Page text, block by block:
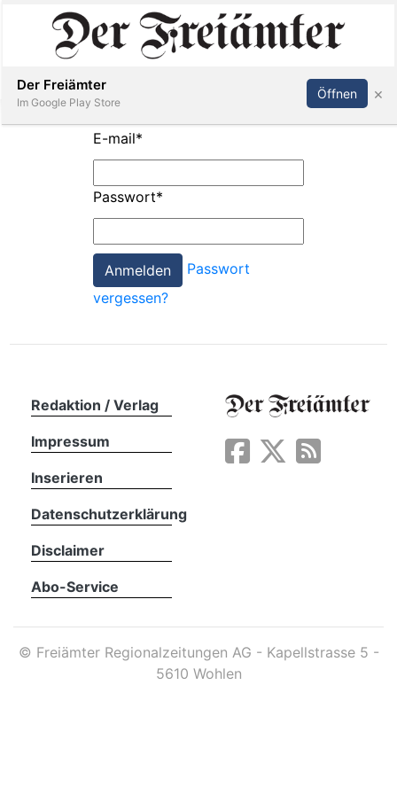
Paper
App
Inserieren Abonnieren Anmelden
E-mail*
Passwort*
Passwort
vergessen?
Redaktion / Verlag
Impressum
Inserieren
Datenschutzerklärung
Disclaimer
Abo-Service
© Freiämter Regionalzeitungen AG - Kapellstrasse 5 -
5610 Wohlen
Der Freiämter
Im Google Play Store
Öffnen ×